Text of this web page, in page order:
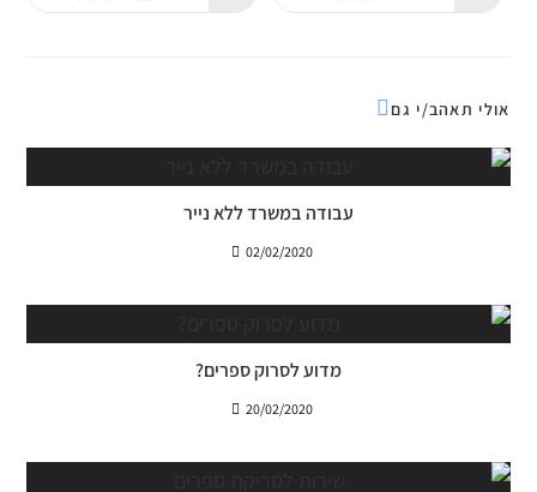
אולי תאהב/י גם
עבודה במשרד ללא נייר
02/02/2020
מדוע לסרוק ספרים?
20/02/2020